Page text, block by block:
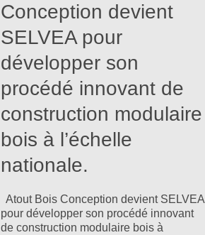
Conception devient
SELVEA pour
développer son
procédé innovant de
construction modulaire
bois à l’échelle
nationale.
Atout Bois Conception devient SELVEA
pour développer son procédé innovant
de construction modulaire bois à